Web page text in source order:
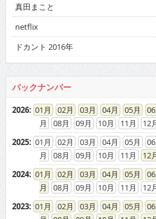
真田まこと
netflix
ドカント 2016年
バックナンバー
2026: 01 02 03 04 05 06
08
09 10 11
12
2025: 01 02 03 04 05 06
08
09 10 11
12
2024: 01 02 03 04 05 06
08
09 10 11
12
2023: 01 02 03 04 05 06